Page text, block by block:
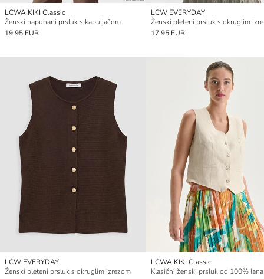
LCWAIKIKI Classic
Ženski napuhani prsluk s kapuljačom
19.95 EUR
LCW EVERYDAY
Ženski pleteni prsluk s okruglim
17.95 EUR
LCW EVERYDAY
Ženski pleteni prsluk s okruglim izrezom
LCWAIKIKI Classic